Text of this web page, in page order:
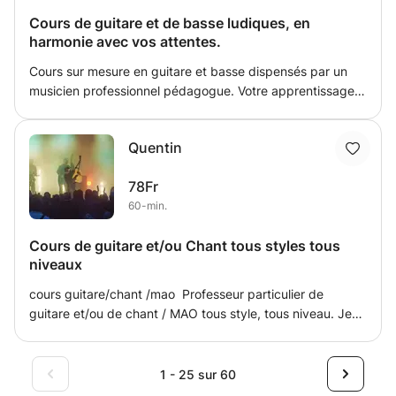
Cours de guitare et de basse ludiques, en
harmonie avec vos attentes.
Cours sur mesure en guitare et basse dispensés par un
musicien professionnel pédagogue. Votre apprentissage,
maintenant votre place.
Quentin
78Fr
60-min.
Cours de guitare et/ou Chant tous styles tous
niveaux
cours guitare/chant /mao Professeur particulier de
guitare et/ou de chant / MAO tous style, tous niveau. Je
Avec ou sans solfège, pas de limite d'age. Il n'est jamais
trop tôt ou trop tard pour commencer ! ^^ Apprenez a
1 - 25 sur 60